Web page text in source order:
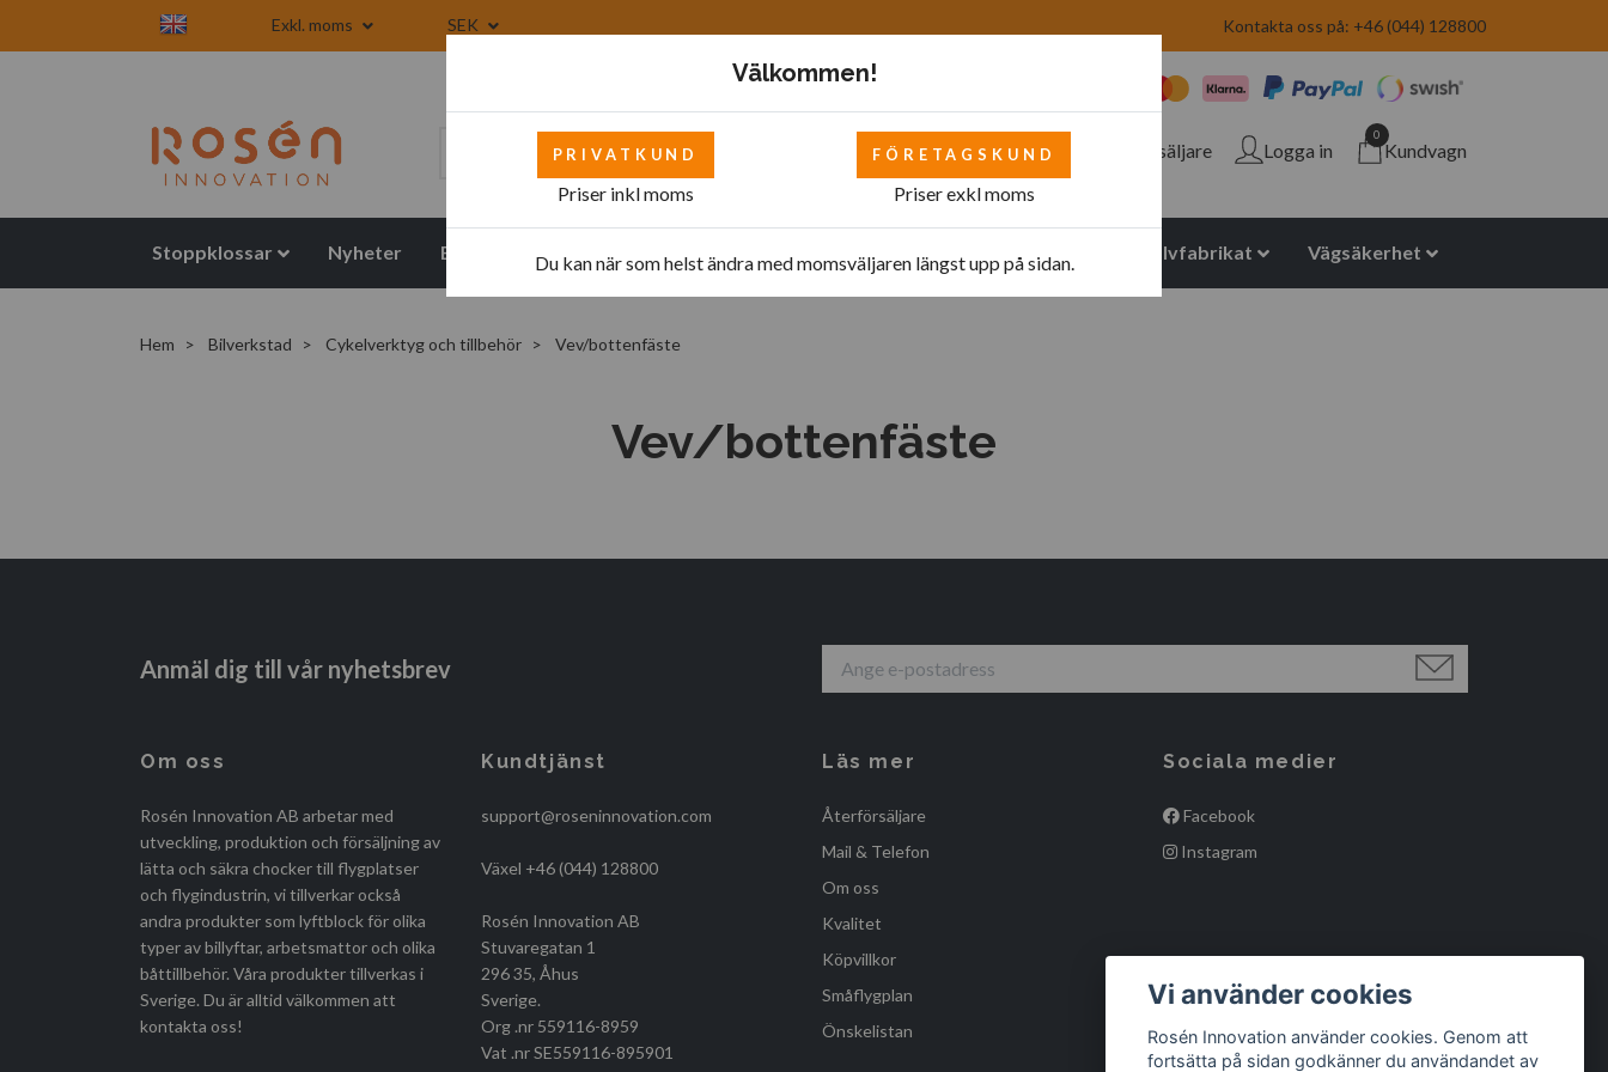
Exkl. moms SEK Kontakta oss på: +46 (044) 128800
Återförsäljare Logga in
0
Kundvagn
Stoppklossar Nyheter Blogg Mattor Bilverkstad - övrigt Bilverkstad Polyuretan halvfabrikat Vägsäkerhet
Hem Bilverkstad Cykelverktyg och tillbehör Vev/bottenfäste
Vev/bottenfäste
Anmäl dig till vår nyhetsbrev
Om oss
Rosén Innovation AB arbetar med
utveckling, produktion och försäljning av
lätta och säkra chocker till flygplatser
och flygindustrin, vi tillverkar också
andra produkter som lyftblock för olika
typer av billyftar, arbetsmattor och olika
båttillbehör. Våra produkter tillverkas i
Sverige. Du är alltid välkommen att
kontakta oss!
Kundtjänst
support@roseninnovation.com
Växel +46 (044) 128800
Rosén Innovation AB
Stuvaregatan 1
296 35, Åhus
Sverige.
Org .nr 559116-8959
Vat .nr SE559116-895901
Läs mer
Återförsäljare
Mail & Telefon
Om oss
Kvalitet
Köpvillkor
Småflygplan
Önskelistan
Sociala medier
Facebook
Instagram
Välkommen!
PRIVATKUND
Priser inkl moms
FÖRETAGSKUND
Priser exkl moms
Du kan när som helst ändra med momsväljaren längst upp på sidan.
Vi använder cookies
Rosén Innovation använder cookies. Genom att
fortsätta på sidan godkänner du användandet av